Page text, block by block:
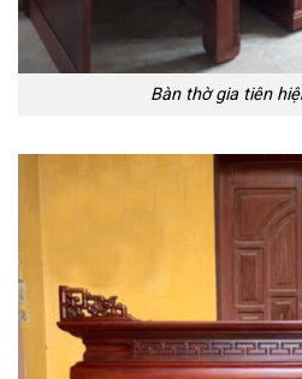
Bàn thờ gia tiên